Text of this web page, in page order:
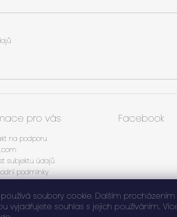
soubory cookie. Dalším procházením
vyjadřujete souhlas s jejich používáním..
pro vás
na podporu
subjektu údajů
podmínky
pro vrácení zboží
protokol
Facebook